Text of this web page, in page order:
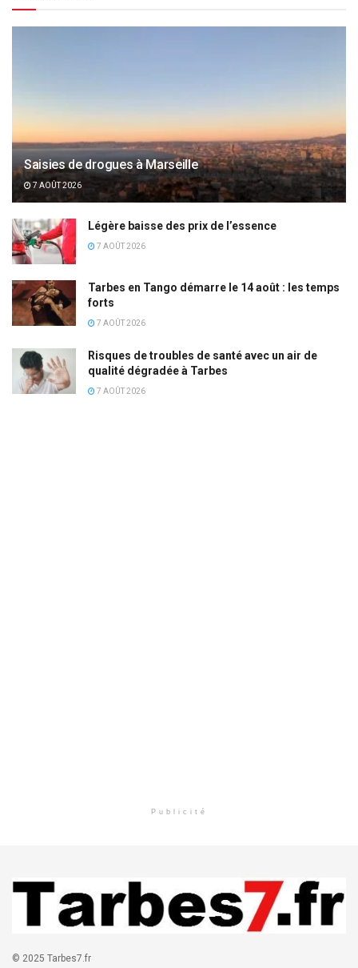
Saisies de drogues à Marseille
7 AOÛT 2026
Légère baisse des prix de l’essence
7 AOÛT 2026
Tarbes en Tango démarre le 14 août : les temps
forts
7 AOÛT 2026
Risques de troubles de santé avec un air de
qualité dégradée à Tarbes
7 AOÛT 2026
Publicité
© 2025 Tarbes7.fr